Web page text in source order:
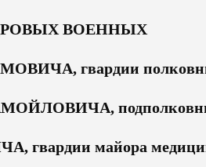
ВОЕННЫХ
гвардии
майора